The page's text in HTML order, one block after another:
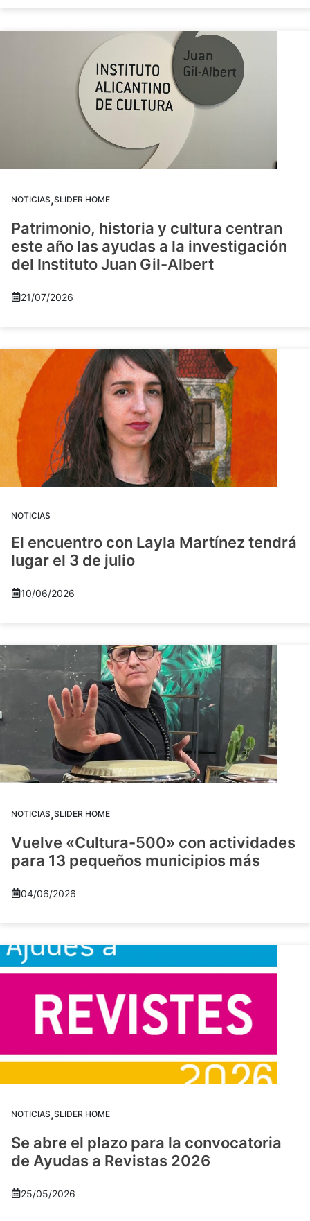
NOTICIAS,SLIDER HOME
Patrimonio, historia y cultura centran
este año las ayudas a la investigación
del Instituto Juan Gil-Albert
21/07/2026
NOTICIAS
El encuentro con Layla Martínez tendrá
lugar el 3 de julio
10/06/2026
NOTICIAS,SLIDER HOME
Vuelve «Cultura-500» con actividades
para 13 pequeños municipios más
04/06/2026
NOTICIAS,SLIDER HOME
Se abre el plazo para la convocatoria
de Ayudas a Revistas 2026
25/05/2026